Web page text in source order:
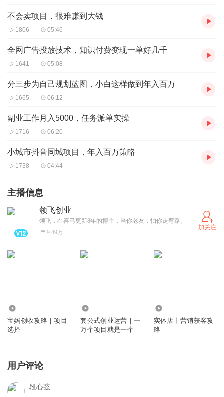
不会卖项目，很难赚到大钱
1806 05:46
全网广告投放技术，知识付费变现一单好几千
1641 05:08
分三步为自己规划蓝图，小白这样做到年入百万
1665 06:12
副业工作月入5000，任务派单实操
1716 06:20
小城市抖音同城项目，年入百万策略
1738 04:44
主播信息
领飞创业
领飞，在喜马更新8年的博主，当你老友，怕你走弯路。
9.49万
加关注
宝妈创收攻略｜项目
选择
套公式创业运营｜一
万个项目就是一个
实体店丨营销获客攻
略
用户评论
段心弦